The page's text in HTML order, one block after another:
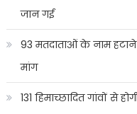
जान गई
93 मतदाताओं के नाम
मांग
131 हिमाच्छादित गांवों